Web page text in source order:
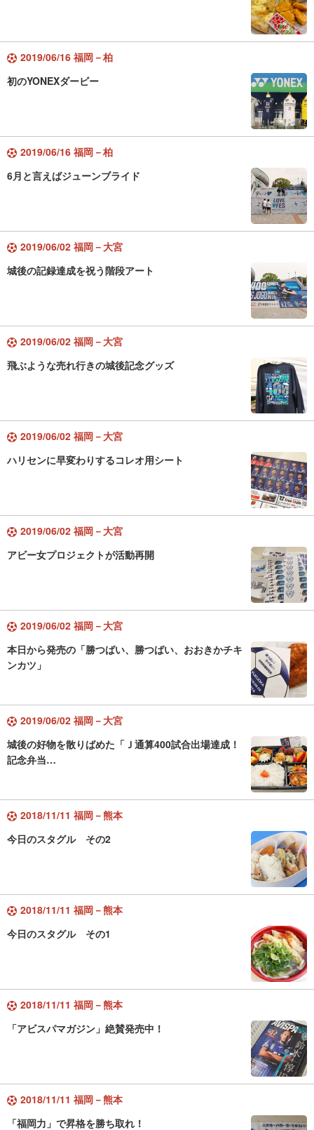
2019/06/16 福岡－柏
初のYONEXダービー
2019/06/16 福岡－柏
6月と言えばジューンブライド
2019/06/02 福岡－大宮
城後の記録達成を祝う階段アート
2019/06/02 福岡－大宮
飛ぶような売れ行きの城後記念グッズ
2019/06/02 福岡－大宮
ハリセンに早変わりするコレオ用シート
2019/06/02 福岡－大宮
アビー女プロジェクトが活動再開
2019/06/02 福岡－大宮
本日から発売の「勝つばい、勝つばい、おおきかチキ
ンカツ」
2019/06/02 福岡－大宮
城後の好物を散りばめた「Ｊ通算400試合出場達成！
記念弁当…
2018/11/11 福岡－熊本
今日のスタグル その2
2018/11/11 福岡－熊本
今日のスタグル その1
2018/11/11 福岡－熊本
「アビスパマガジン」絶賛発売中！
2018/11/11 福岡－熊本
「福岡力」で昇格を勝ち取れ！